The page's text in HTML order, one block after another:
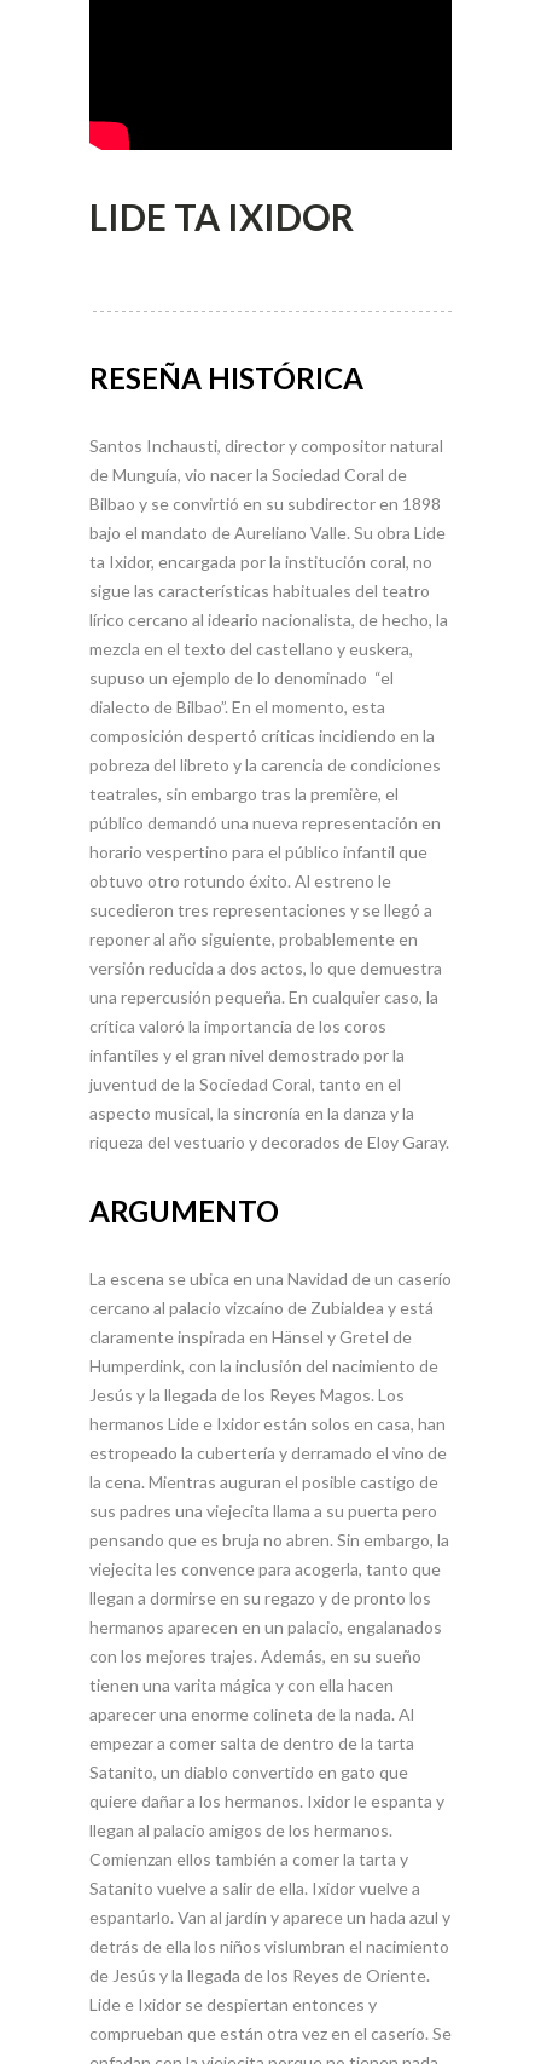
LIDE TA IXIDOR
RESEÑA HISTÓRICA
Santos Inchausti, director y compositor natural
de Munguía, vio nacer la Sociedad Coral de
Bilbao y se convirtió en su subdirector en 1898
bajo el mandato de Aureliano Valle. Su obra Lide
ta Ixidor, encargada por la institución coral, no
sigue las características habituales del teatro
lírico cercano al ideario nacionalista, de hecho, la
mezcla en el texto del castellano y euskera,
supuso un ejemplo de lo denominado “el
dialecto de Bilbao”. En el momento, esta
composición despertó críticas incidiendo en la
pobreza del libreto y la carencia de condiciones
teatrales, sin embargo tras la première, el
público demandó una nueva representación en
horario vespertino para el público infantil que
obtuvo otro rotundo éxito. Al estreno le
sucedieron tres representaciones y se llegó a
reponer al año siguiente, probablemente en
versión reducida a dos actos, lo que demuestra
una repercusión pequeña. En cualquier caso, la
crítica valoró la importancia de los coros
infantiles y el gran nivel demostrado por la
juventud de la Sociedad Coral, tanto en el
aspecto musical, la sincronía en la danza y la
riqueza del vestuario y decorados de Eloy Garay.
ARGUMENTO
La escena se ubica en una Navidad de un caserío
cercano al palacio vizcaíno de Zubialdea y está
claramente inspirada en Hänsel y Gretel de
Humperdink, con la inclusión del nacimiento de
Jesús y la llegada de los Reyes Magos. Los
hermanos Lide e Ixidor están solos en casa, han
estropeado la cubertería y derramado el vino de
la cena. Mientras auguran el posible castigo de
sus padres una viejecita llama a su puerta pero
pensando que es bruja no abren. Sin embargo, la
viejecita les convence para acogerla, tanto que
llegan a dormirse en su regazo y de pronto los
hermanos aparecen en un palacio, engalanados
con los mejores trajes. Además, en su sueño
tienen una varita mágica y con ella hacen
aparecer una enorme colineta de la nada. Al
empezar a comer salta de dentro de la tarta
Satanito, un diablo convertido en gato que
quiere dañar a los hermanos. Ixidor le espanta y
llegan al palacio amigos de los hermanos.
Comienzan ellos también a comer la tarta y
Satanito vuelve a salir de ella. Ixidor vuelve a
espantarlo. Van al jardín y aparece un hada azul y
detrás de ella los niños vislumbran el nacimiento
de Jesús y la llegada de los Reyes de Oriente.
Lide e Ixidor se despiertan entonces y
comprueban que están otra vez en el caserío. Se